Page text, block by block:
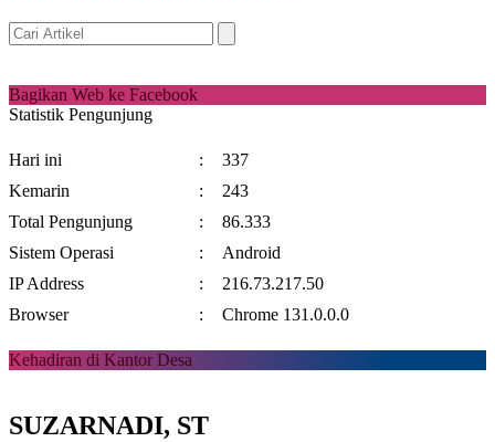
Bagikan Web ke Facebook
Statistik Pengunjung
Hari ini :
337
Kemarin
:
243
Total Pengunjung
:
86.333
Sistem Operasi
:
Android
IP Address
:
216.73.217.50
Browser
: Chrome 131.0.0.0
Kehadiran di Kantor Desa
SUZARNADI, ST